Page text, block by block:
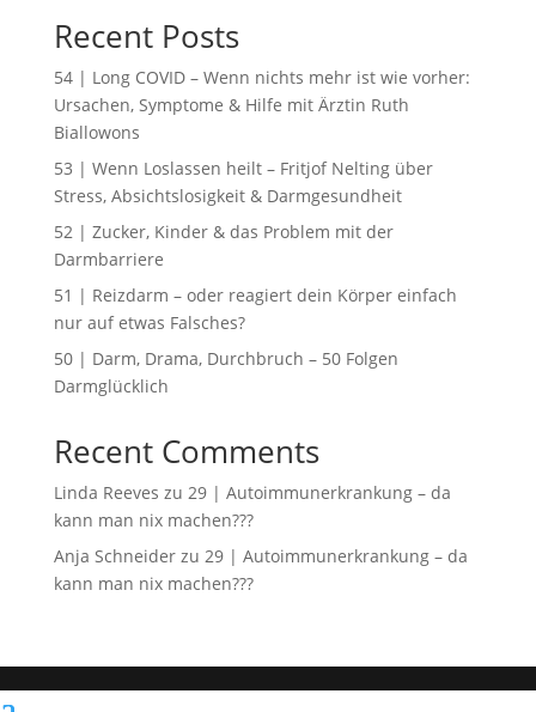
Recent Posts
54 | Long COVID – Wenn nichts mehr ist wie vorher:
Ursachen, Symptome & Hilfe mit Ärztin Ruth
Biallowons
53 | Wenn Loslassen heilt – Fritjof Nelting über
Stress, Absichtslosigkeit & Darmgesundheit
52 | Zucker, Kinder & das Problem mit der
Darmbarriere
51 | Reizdarm – oder reagiert dein Körper einfach
nur auf etwas Falsches?
50 | Darm, Drama, Durchbruch – 50 Folgen
Darmglücklich
Recent Comments
Linda Reeves zu 29 | Autoimmunerkrankung – da
kann man nix machen???
Anja Schneiderzu 29 | Autoimmunerkrankung – da
kann man nix machen???